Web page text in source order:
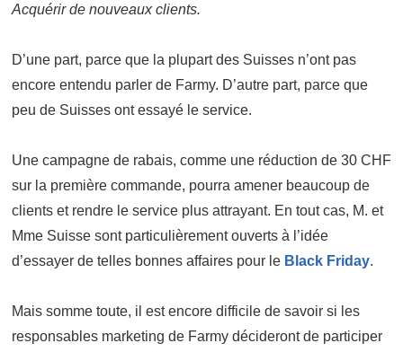
Acquérir de nouveaux clients.
D’une part, parce que la plupart des Suisses n’ont pas
encore entendu parler de Farmy. D’autre part, parce que
peu de Suisses ont essayé le service.
Une campagne de rabais, comme une réduction de 30 CHF
sur la première commande, pourra amener beaucoup de
clients et rendre le service plus attrayant. En tout cas, M. et
Mme Suisse sont particulièrement ouverts à l’idée
d’essayer de telles bonnes affaires pour le Black Friday.
Mais somme toute, il est encore difficile de savoir si les
responsables marketing de Farmy décideront de participer